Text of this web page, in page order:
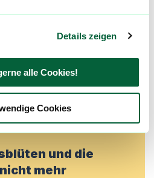
Details zeigen
alle Cookies!
Cookies
an, um dir deine
rechtzeitig über
zu werden und
zu erhalten!
und die
mehr